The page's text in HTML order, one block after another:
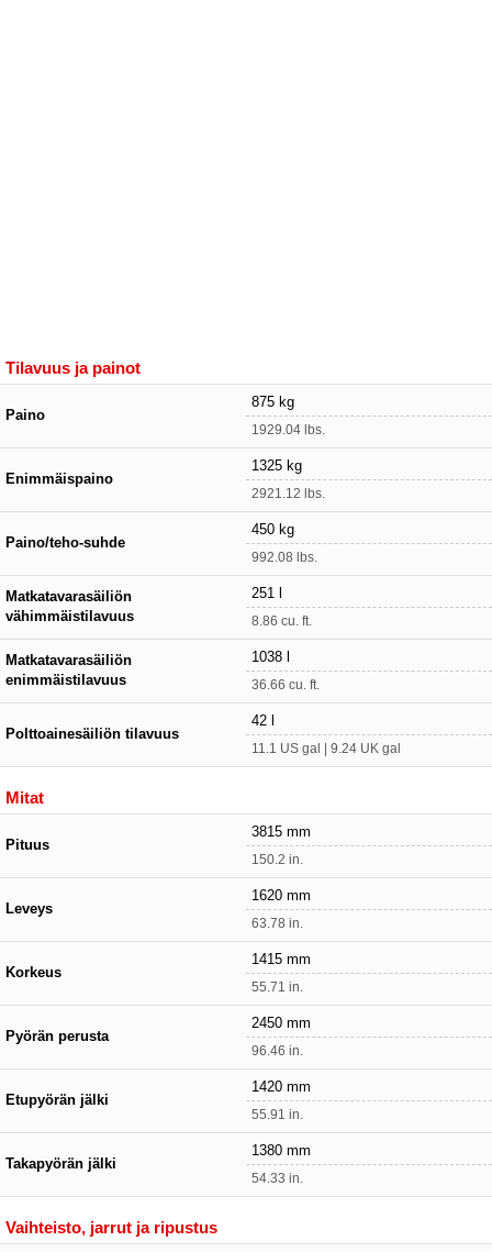
Tilavuus ja painot
Paino
875 kg
1929.04 lbs.
Enimmäispaino
1325 kg
2921.12 lbs.
Paino/teho-suhde
450 kg
992.08 lbs.
Matkatavarasäiliön
vähimmäistilavuus
251 l
8.86 cu. ft.
Matkatavarasäiliön
enimmäistilavuus
1038 l
36.66 cu. ft.
Polttoainesäiliön tilavuus
42 l
11.1 US gal | 9.24 UK gal
Mitat
Pituus
3815 mm
150.2 in.
Leveys
1620 mm
63.78 in.
Korkeus
1415 mm
55.71 in.
Pyörän perusta
2450 mm
96.46 in.
Etupyörän jälki
1420 mm
55.91 in.
Takapyörän jälki
1380 mm
54.33 in.
Vaihteisto, jarrut ja ripustus